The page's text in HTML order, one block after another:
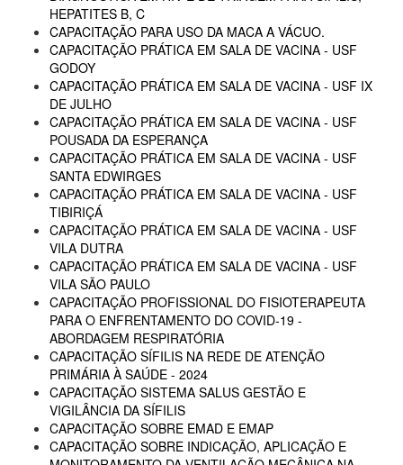
HEPATITES B, C
CAPACITAÇÃO PARA USO DA MACA A VÁCUO.
CAPACITAÇÃO PRÁTICA EM SALA DE VACINA - USF
GODOY
CAPACITAÇÃO PRÁTICA EM SALA DE VACINA - USF IX
DE JULHO
CAPACITAÇÃO PRÁTICA EM SALA DE VACINA - USF
POUSADA DA ESPERANÇA
CAPACITAÇÃO PRÁTICA EM SALA DE VACINA - USF
SANTA EDWIRGES
CAPACITAÇÃO PRÁTICA EM SALA DE VACINA - USF
TIBIRIÇÁ
CAPACITAÇÃO PRÁTICA EM SALA DE VACINA - USF
VILA DUTRA
CAPACITAÇÃO PRÁTICA EM SALA DE VACINA - USF
VILA SÃO PAULO
CAPACITAÇÃO PROFISSIONAL DO FISIOTERAPEUTA
PARA O ENFRENTAMENTO DO COVID-19 -
ABORDAGEM RESPIRATÓRIA
CAPACITAÇÃO SÍFILIS NA REDE DE ATENÇÃO
PRIMÁRIA À SAÚDE - 2024
CAPACITAÇÃO SISTEMA SALUS GESTÃO E
VIGILÂNCIA DA SÍFILIS
CAPACITAÇÃO SOBRE EMAD E EMAP
CAPACITAÇÃO SOBRE INDICAÇÃO, APLICAÇÃO E